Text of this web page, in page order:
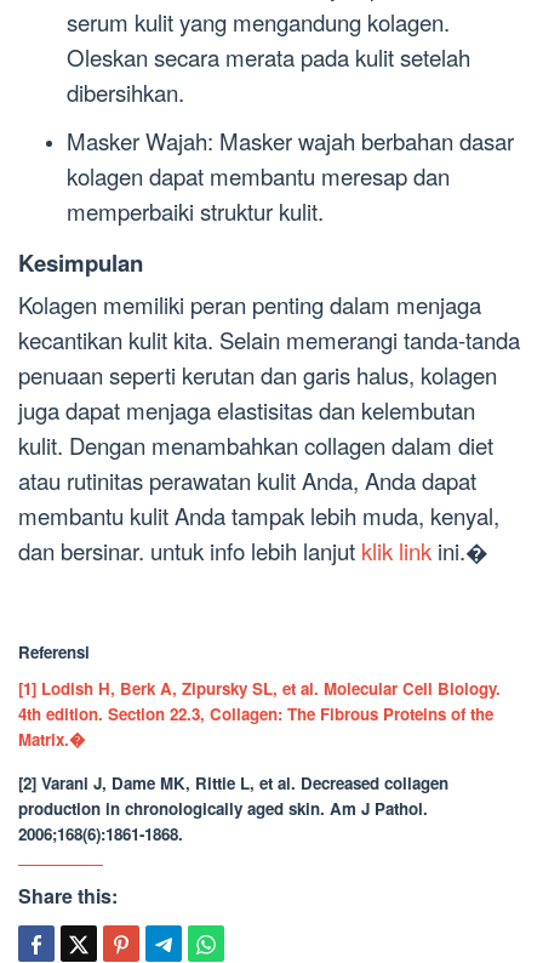
serum kulit yang mengandung kolagen.
Oleskan secara merata pada kulit setelah
dibersihkan.
Masker Wajah: Masker wajah berbahan dasar
kolagen dapat membantu meresap dan
memperbaiki struktur kulit.
Kesimpulan
Kolagen memiliki peran penting dalam menjaga
kecantikan kulit kita. Selain memerangi tanda-tanda
penuaan seperti kerutan dan garis halus, kolagen
juga dapat menjaga elastisitas dan kelembutan
kulit. Dengan menambahkan collagen dalam diet
atau rutinitas perawatan kulit Anda, Anda dapat
membantu kulit Anda tampak lebih muda, kenyal,
dan bersinar. untuk info lebih lanjut klik link ini.�
Referensi
[1] Lodish H, Berk A, Zipursky SL, et al. Molecular Cell Biology.
4th edition. Section 22.3, Collagen: The Fibrous Proteins of the
Matrix.�
[2] Varani J, Dame MK, Rittie L, et al. Decreased collagen
production in chronologically aged skin. Am J Pathol.
2006;168(6):1861-1868.
Share this: